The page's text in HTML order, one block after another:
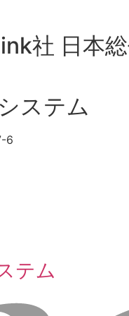
社 日本
ステム
6
テム